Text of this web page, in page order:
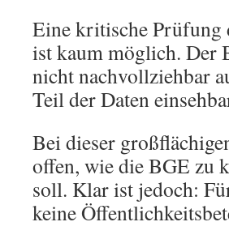
Eine kritische Prüfung
ist kaum möglich. Der
nicht nachvollziehbar
Teil der Daten
Bei dieser
offen, wie die BGE zu
soll. Klar ist jedoch:
keine